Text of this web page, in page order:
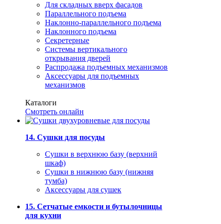
Для складных вверх фасадов
Параллельного подъема
Наклонно-параллельного подъема
Наклонного подъема
Секретерные
Системы вертикального
открывания дверей
Распродажа подъемных механизмов
Аксессуары для подъемных
механизмов
Каталоги
Смотреть онлайн
14. Сушки для посуды
Сушки в верхнюю базу (верхний
шкаф)
Сушки в нижнюю базу (нижняя
тумба)
Аксессуары для сушек
15. Сетчатые емкости и бутылочницы
для кухни